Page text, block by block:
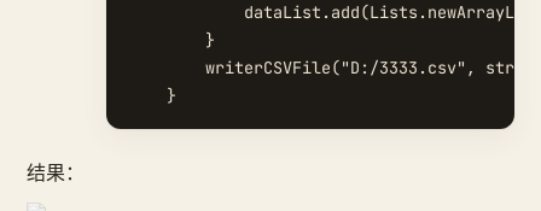
        }
writerCSVFile("D:/3333.csv",
结果：